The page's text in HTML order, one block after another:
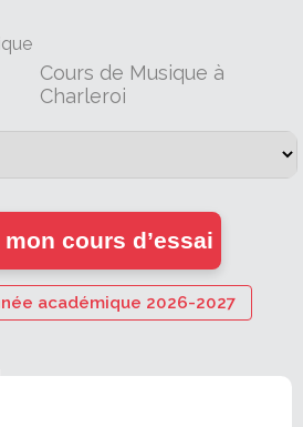
Cours de Musique à
Charleroi
cours d’essai
académique 2026-2027